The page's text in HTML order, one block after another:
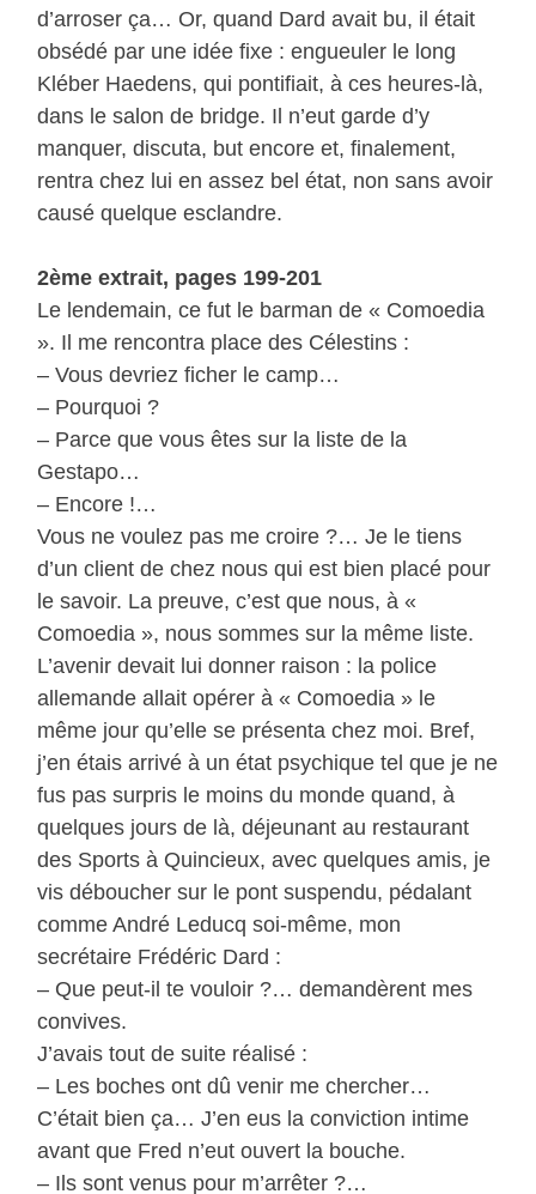
d’arroser ça… Or, quand Dard avait bu, il était
obsédé par une idée fixe : engueuler le long
Kléber Haedens, qui pontifiait, à ces heures-là,
dans le salon de bridge. Il n’eut garde d’y
manquer, discuta, but encore et, finalement,
rentra chez lui en assez bel état, non sans avoir
causé quelque esclandre.
2ème extrait, pages 199-201
Le lendemain, ce fut le barman de « Comoedia
». Il me rencontra place des Célestins :
– Vous devriez ficher le camp…
– Pourquoi ?
– Parce que vous êtes sur la liste de la
Gestapo…
– Encore !…
Vous ne voulez pas me croire ?… Je le tiens
d’un client de chez nous qui est bien placé pour
le savoir. La preuve, c’est que nous, à «
Comoedia », nous sommes sur la même liste.
L’avenir devait lui donner raison : la police
allemande allait opérer à « Comoedia » le
même jour qu’elle se présenta chez moi. Bref,
j’en étais arrivé à un état psychique tel que je ne
fus pas surpris le moins du monde quand, à
quelques jours de là, déjeunant au restaurant
des Sports à Quincieux, avec quelques amis, je
vis déboucher sur le pont suspendu, pédalant
comme André Leducq soi-même, mon
secrétaire Frédéric Dard :
– Que peut-il te vouloir ?… demandèrent mes
convives.
J’avais tout de suite réalisé :
– Les boches ont dû venir me chercher…
C’était bien ça… J’en eus la conviction intime
avant que Fred n’eut ouvert la bouche.
– Ils sont venus pour m’arrêter ?…